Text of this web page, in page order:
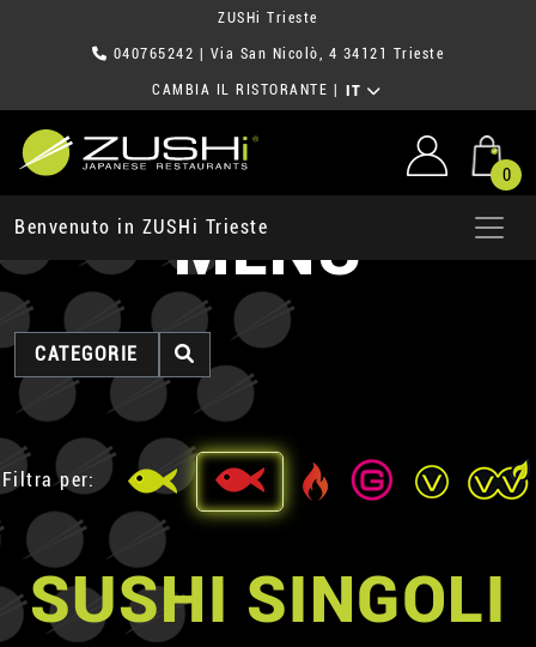
ZUSHi Trieste
040765242 | Via San Nicolò, 4 34121 Trieste
CAMBIA IL RISTORANTE IT
0
Benvenuto in ZUSHi TriesteMENU
CATEGORIE
Filtra per:
SUSHI SINGOLI